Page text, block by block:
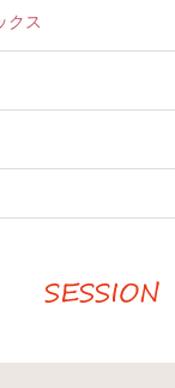
クス